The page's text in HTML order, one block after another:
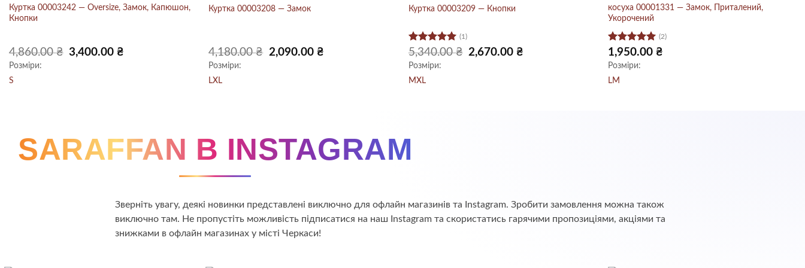
Куртка 00003242 — Oversize, Замок, Капюшон,
Кнопки
4,860.00₴
Оригінальна
ціна:
3,400.00 ₴
Розміри:
S
Куртка 00003208 — Замок
4,180.00₴
Оригінальна
ціна:
2,090.00 ₴Поточна
Розміри:
LXL
Куртка 00003209 — Кнопки
Оцінено в
5 з 5
(1)
5,340.00₴
Оригінальна
ціна:
2,670.00 ₴
Розміри:
MXL
косуха 00001331 — Замок, Приталений,
Укорочений
Оцінено в
5 з 5
(2)
1,950.00 ₴
Розміри:
LM
SARAFFAN В INSTAGRAM
Зверніть увагу, деякі новинки представлені виключно для офлайн магазинів та Instagram. Зробити замовлення можна також
виключно там. Не пропустіть можливість підписатися на наш Instagram та скористатись гарячими пропозиціями, акціями та
знижками в офлайн магазинах у місті Черкаси!